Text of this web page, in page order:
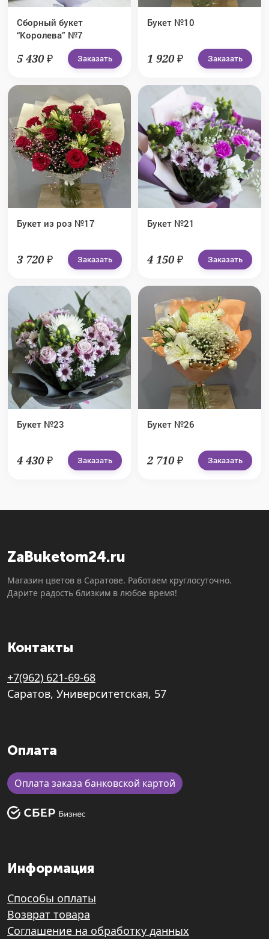
Сборный букет
“Королева” №7
5 430 ₽ Заказать
Букет №10
1 920 ₽ Заказать
Букет из роз №17
3 720 ₽ Заказать
Букет №21
4 150 ₽ Заказать
Букет №23
4 430 ₽ Заказать
Букет №26
2 710 ₽ Заказать
ZaBuketom24.ru
Магазин цветов в Саратове. Работаем круглосуточно.
Дарите радость близким в любое время!
Контакты
+7(962) 621-69-68
Саратов, Университетская, 57
Оплата
Оплата заказа банковской картой
Информация
Способы оплаты
Возврат товара
Соглашение на обработку данных